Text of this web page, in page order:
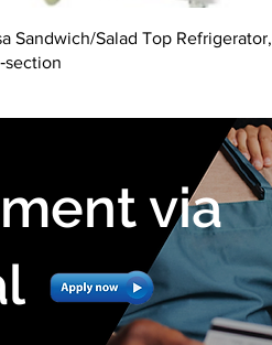
Sandwich/Salad Top Refrigerator,
via